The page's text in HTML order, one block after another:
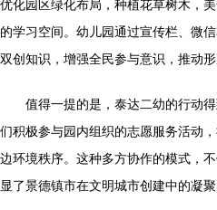
优化园区绿化布局，种植花草树木，
的学习空间。幼儿园通过宣传栏、微
双创知识，增强全民参与意识，推动
值得一提的是，泰达二幼的行动
们积极参与园内组织的志愿服务活动
边环境秩序。这种多方协作的模式，
显了景德镇市在文明城市创建中的凝聚